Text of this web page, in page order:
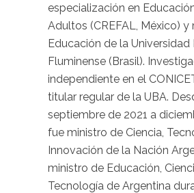
especialización en
Adultos (CREFAL, México) y
Educación de la Universidad
Fluminense (Brasil).
independiente en el
titular regular de la UBA.
septiembre de 2021 a
fue ministro de Ciencia,
Innovación de la Nación
ministro de Educación,
Tecnología de Argentina